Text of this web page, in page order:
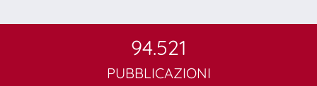
94.521
PUBBLICAZIONI